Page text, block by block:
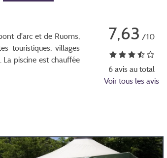
d'arc et de Ruoms,
touristiques, villages
La piscine est chauffée
7,63 /10
6 avis au total
Voir tous les avis